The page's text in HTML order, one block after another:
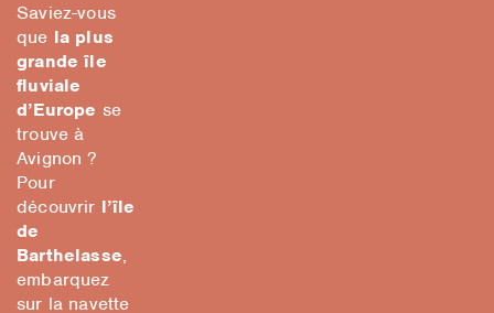
Saviez-vous
que la plus
grande île
fluviale
d’Europe se
trouve à
Avignon ?
Pour
découvrir l’île
de
Barthelasse,
embarquez
sur la navette